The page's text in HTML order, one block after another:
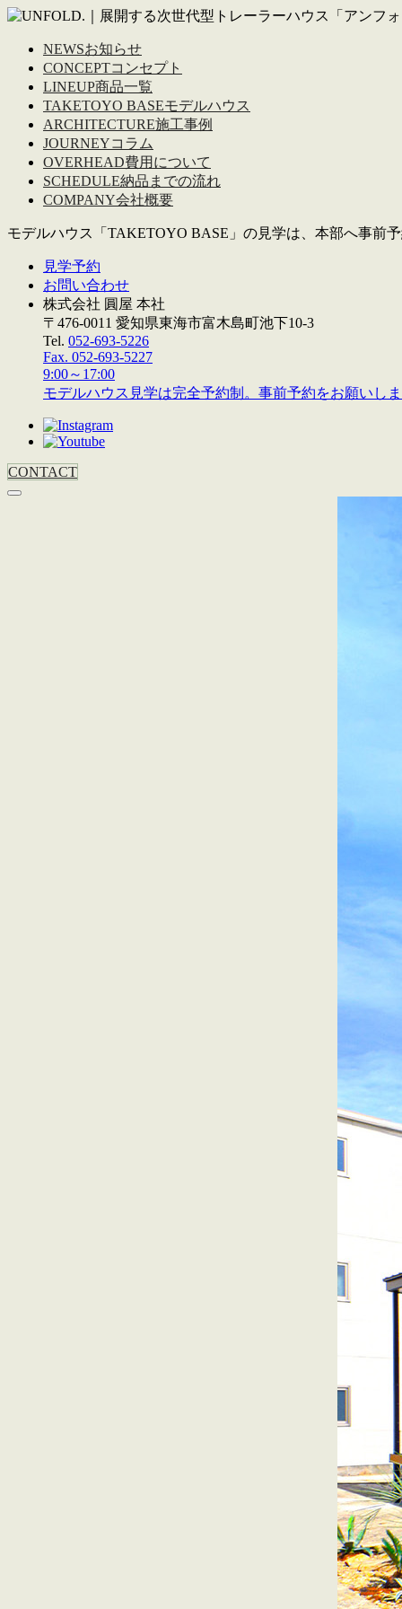
NEWSお知らせ
CONCEPTコンセプト
LINEUP商品一覧
TAKETOYO BASEモデルハウス
ARCHITECTURE施工事例
JOURNEYコラム
OVERHEAD費用について
SCHEDULE納品までの流れ
COMPANY会社概要
モデルハウス「TAKETOYO BASE」の見学は、本部へ事前
見学予約
お問い合わせ
株式会社 圓屋 本社
〒476-0011 愛知県東海市富木島町池下10-3
Tel. 052-693-5226
Fax. 052-693-5227
9:00～17:00
モデルハウス見学は完全予約制。事前予約をお願いし
CONTACT